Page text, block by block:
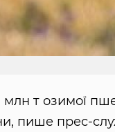
млн т озимої
пише прес-